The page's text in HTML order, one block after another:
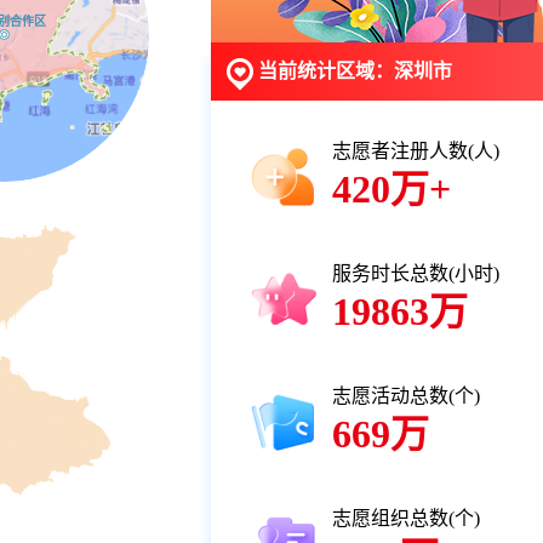
合作区
当前统计区域：深圳市
志愿者注册人数(人)
420万+
服务时长总数(小时)
19863万
志愿活动总数(个)
669万
志愿组织总数(个)